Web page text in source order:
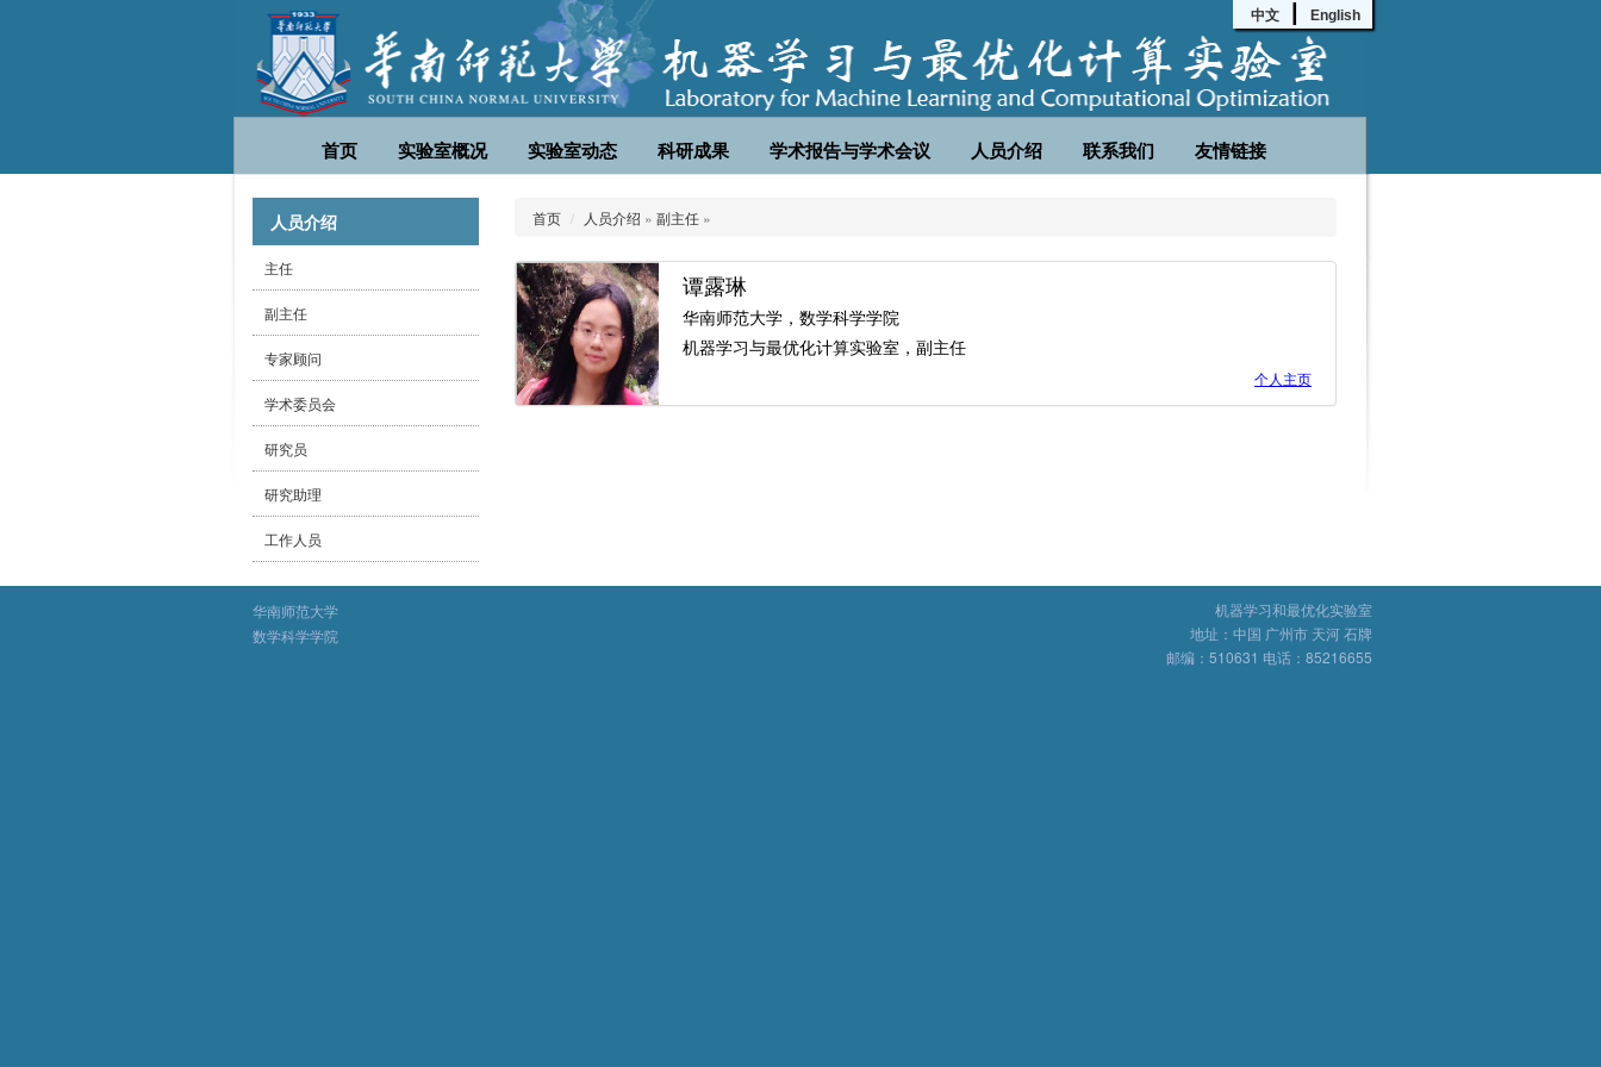
中文 English
首页 实验室概况 实验室动态 科研成果 学术报告与学术会议 人员介绍 联系我们 友情链接
人员介绍
主任
副主任
专家顾问
学术委员会
研究员
研究助理
工作人员
首页 人员介绍 » 副主任 »
谭露琳
华南师范大学，数学科学学院
机器学习与最优化计算实验室，副主任
个人主页
华南师范大学
数学科学学院
机器学习和最优化实验室
地址：中国 广州市 天河 石牌
邮编：510631 电话：85216655